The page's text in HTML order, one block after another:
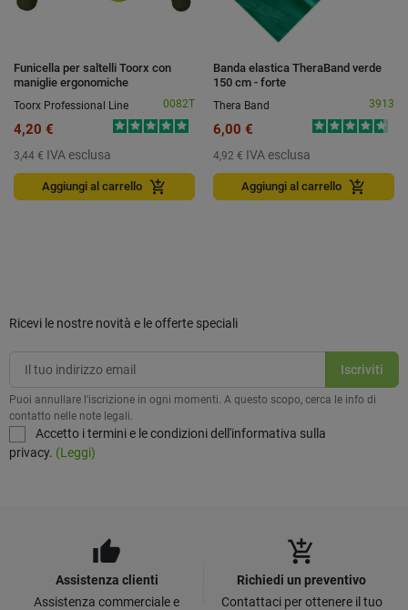
Funicella per saltelli Toorx con
maniglie ergonomiche
Toorx Professional Line
0082T
4,20 €
3,44 € IVA esclusa
Aggiungi al carrello add_shopping_cart
Banda elastica TheraBand verde
150 cm - forte
Thera Band
3913
6,00 €
4,92 € IVA esclusa
Aggiungi al carrello add_shopping_cart
Ricevi le nostre novità e le offerte speciali
Puoi annullare l'iscrizione in ogni momenti. A questo scopo, cerca le info di
contatto nelle note legali.
Accetto i termini e le condizioni dell'informativa sulla
privacy. (Leggi)
thumb_up
Assistenza clienti
Assistenza commerciale e
add_shopping_cart
Richiedi un preventivo
Contattaci per ottenere il tuo